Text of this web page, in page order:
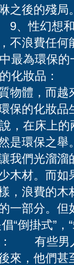
之後的殘
、性幻想
不浪費任
最為環保
妝品：
物體，而
保的化妝
在床上的
是環保之
讓我們光
木材。而
，浪費的
一部分。
倡“倒掛式”
： 有些男
來，他們